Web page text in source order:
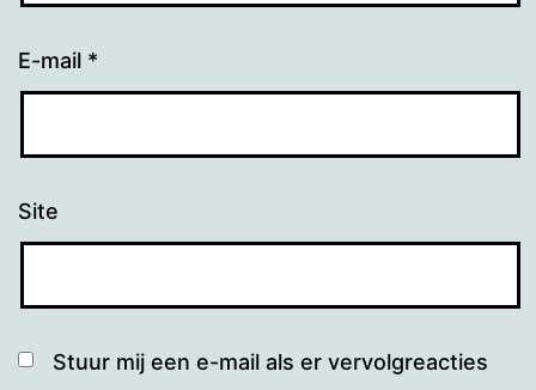
E-mail *
Site
Stuur mij een e-mail als er vervolgreacties